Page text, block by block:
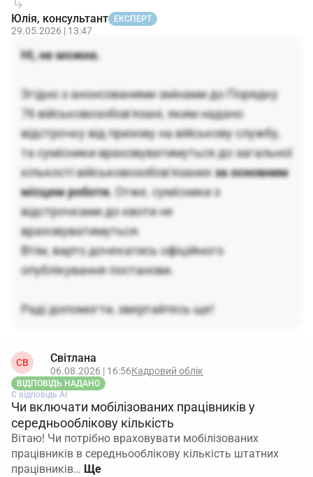
Юлія, консультант ЕКСПЕРТ
29.05.2026 | 13:47
Ні, не можна.
Згідно з анонсованими змінами до Порядку
76 військовозобов'язані, яким надано
відстрочку від призову на військову службу,
та сумісники враховуватимуться до загальної
кількості військовозобов'язанихза основним
місцем роботи. Отже, сумісники з
відстрочками до квоти не
враховуватимуться.
Втім, варто дочекатись офіційного
опублікування постанови.
Раді допомогти, звертайтесь ще!
СВ Світлана
06.08.2026 | 16:56Кадровий облік
ВІДПОВІДЬ НАДАНО
Є відповідь АІ
Чи включати мобілізованих працівників у
середньооблікову кількість
Вітаю! Чи потрібно враховувати мобілізованих
працівників в середньооблікову кількість штатних
працівників…